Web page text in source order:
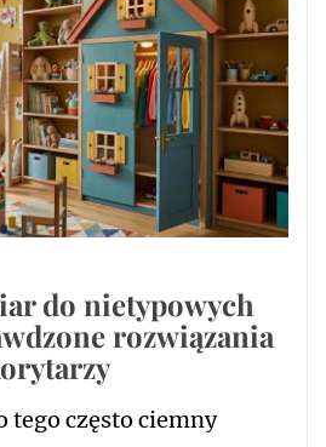
do nietypowych
rozwiązania
tego często ciemny